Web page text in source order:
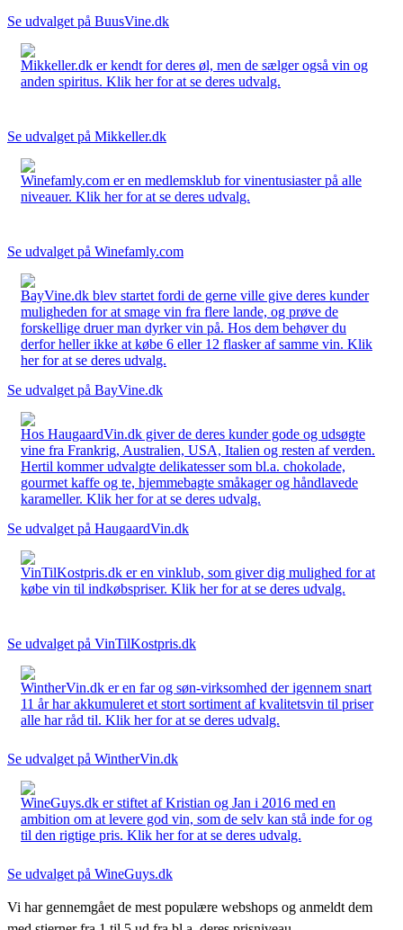
Se udvalget på BuusVine.dk
Mikkeller.dk er kendt for deres øl, men de sælger også vin og
anden spiritus. Klik her for at se deres udvalg.
Se udvalget på Mikkeller.dk
Winefamly.com er en medlemsklub for vinentusiaster på alle
niveauer. Klik her for at se deres udvalg.
Se udvalget på Winefamly.com
BayVine.dk blev startet fordi de gerne ville give deres kunder
muligheden for at smage vin fra flere lande, og prøve de
forskellige druer man dyrker vin på. Hos dem behøver du
derfor heller ikke at købe 6 eller 12 flasker af samme vin. Klik
her for at se deres udvalg.
Se udvalget på BayVine.dk
Hos HaugaardVin.dk giver de deres kunder gode og udsøgte
vine fra Frankrig, Australien, USA, Italien og resten af verden.
Hertil kommer udvalgte delikatesser som bl.a. chokolade,
gourmet kaffe og te, hjemmebagte småkager og håndlavede
karameller. Klik her for at se deres udvalg.
Se udvalget på HaugaardVin.dk
VinTilKostpris.dk er en vinklub, som giver dig mulighed for at
købe vin til indkøbspriser. Klik her for at se deres udvalg.
Se udvalget på VinTilKostpris.dk
WintherVin.dk er en far og søn-virksomhed der igennem snart
11 år har akkumuleret et stort sortiment af kvalitetsvin til priser
alle har råd til. Klik her for at se deres udvalg.
Se udvalget på WintherVin.dk
WineGuys.dk er stiftet af Kristian og Jan i 2016 med en
ambition om at levere god vin, som de selv kan stå inde for og
til den rigtige pris. Klik her for at se deres udvalg.
Se udvalget på WineGuys.dk
Vi har gennemgået de mest populære webshops og anmeldt dem